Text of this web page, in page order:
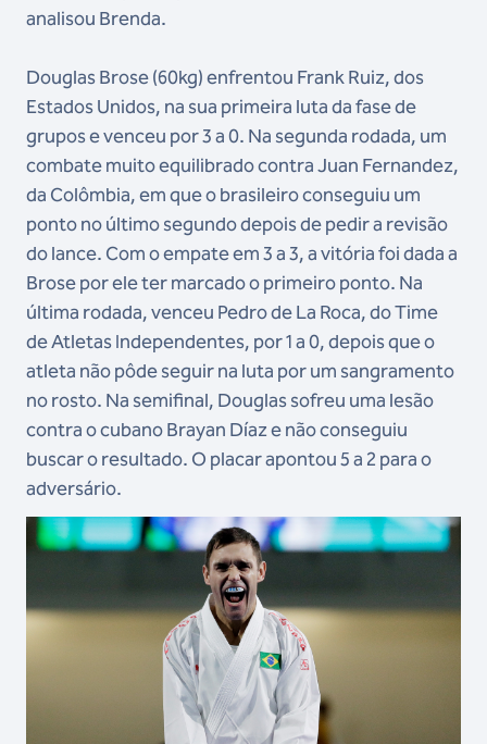
analisou Brenda.
Douglas Brose (60kg) enfrentou Frank Ruiz, dos
Estados Unidos, na sua primeira luta da fase de
grupos e venceu por 3 a 0. Na segunda rodada, um
combate muito equilibrado contra Juan Fernandez,
da Colômbia, em que o brasileiro conseguiu um
ponto no último segundo depois de pedir a revisão
do lance. Com o empate em 3 a 3, a vitória foi dada a
Brose por ele ter marcado o primeiro ponto. Na
última rodada, venceu Pedro de La Roca, do Time
de Atletas Independentes, por 1 a 0, depois que o
atleta não pôde seguir na luta por um sangramento
no rosto. Na semifinal, Douglas sofreu uma lesão
contra o cubano Brayan Díaz e não conseguiu
buscar o resultado. O placar apontou 5 a 2 para o
adversário.